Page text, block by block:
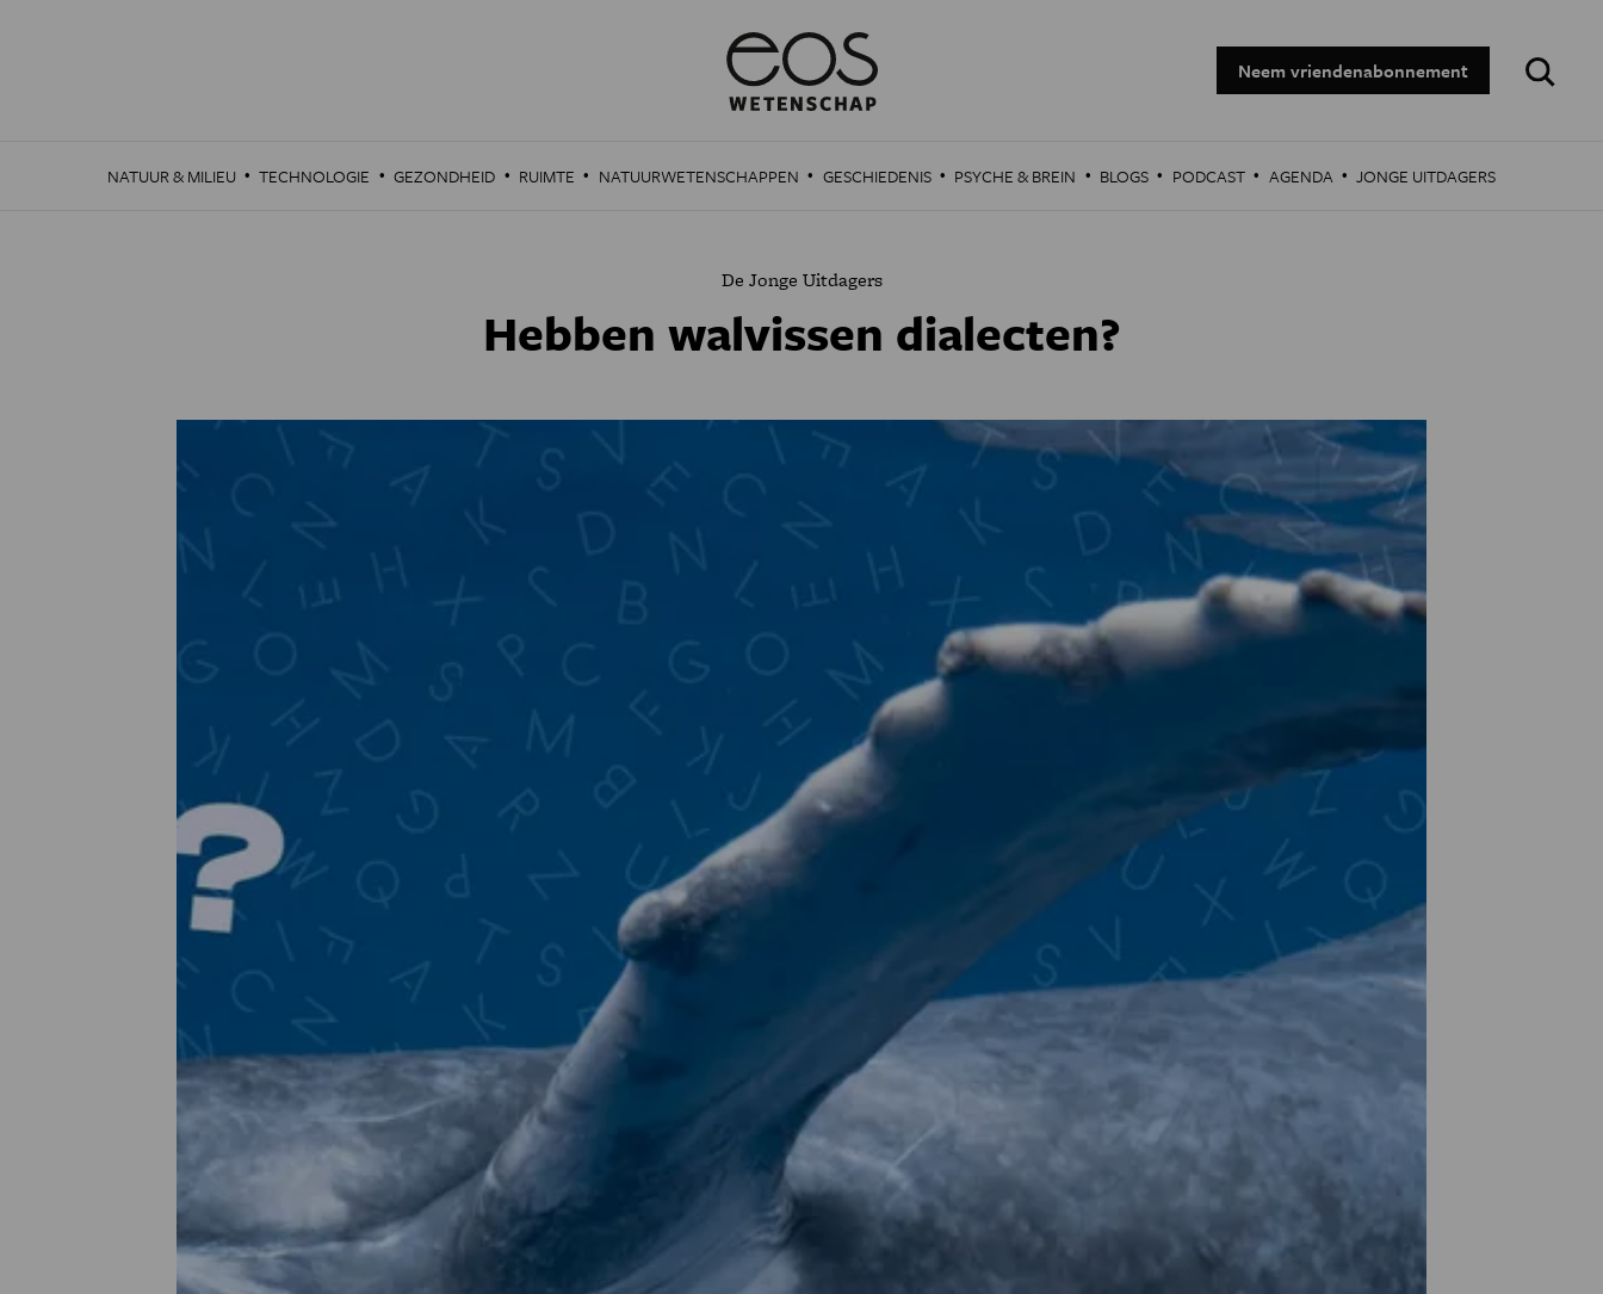
Neem vriendenabonnement
Zoeken:
NATUUR & MILIEU · TECHNOLOGIE · GEZONDHEID · RUIMTE · NATUURWETENSCHAPPEN · GESCHIEDENIS · PSYCHE & BREIN · BLOGS · PODCAST · AGENDA · JONGE UITDAGERS
De Jonge Uitdagers
Hebben walvissen dialecten?